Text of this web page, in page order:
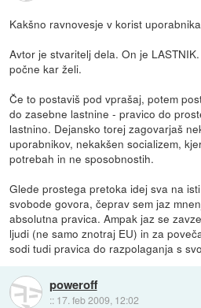
Kakšno ravnovesje v korist
Avtor je stvaritelj dela. On je
počne kar želi.
Če to postaviš pod vprašaj, potem
do zasebne lastnine - pravico do
lastnino. Dejansko torej zagovarjaš
uporabnikov, nekakšen socializem,
potrebah in ne sposobnostih.
Glede prostega pretoka idej sva na
svobode govora, čeprav sem jaz
absolutna pravica. Ampak jaz se
ljudi (ne samo znotraj EU) in za
sodi tudi pravica do razpolaganja s
poweroff
:: 17. feb 2009, 12:02